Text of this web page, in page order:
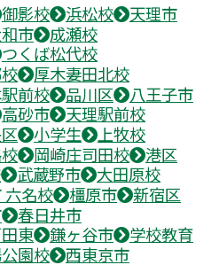
御影校 浜松校
天理市
市
成瀬校
つくば松代校
厚木妻田北校
前校 品川区
八王子市
高砂市
天理駅前校
小学生
上牧校
岡崎庄司田校
港区
武蔵野市
大田原校
六名校 橿原市
新宿区
春日井市
東 鎌ヶ谷市
学校教育
園校
西東京市